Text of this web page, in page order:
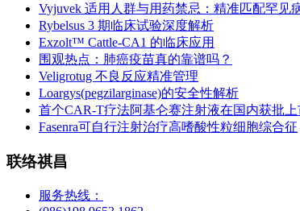
Vyjuvek 适用人群与用药禁忌：精准匹配罕见
Rybelsus 3 期临床试验深度解析
Exzolt™ Cattle-CA1 的临床应用
围观热点：肺癌疫苗真的靠谱吗？
Veligrotug 不良反应精准管理
Loargys(pegzilarginase)的安全性解析
首个CAR-T疗法阿基仑赛注射液在国内获批上
Fasenra可自行注射治疗高嗜酸性粒细胞综合征
联络祺昌
服务热线：